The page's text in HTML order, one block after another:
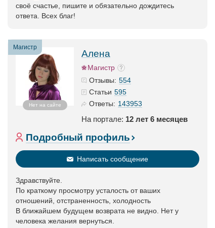
своё счастье, пишите и обязательно дождитесь
ответа. Всех благ!
Магистр
Нет на сайте
Алена
Магистр
Отзывы: 554
Статьи 595
Ответы: 143953
На портале: 12 лет 6 месяцев
Подробный профиль
Написать сообщение
Здравствуйте.
По краткому просмотру усталость от ваших
отношений, отстраненность, холодность
В ближайшем будущем возврата не видно. Нет у
человека желания вернуться.